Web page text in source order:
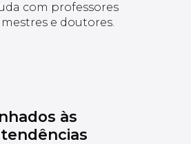
com professores
e doutores.
às